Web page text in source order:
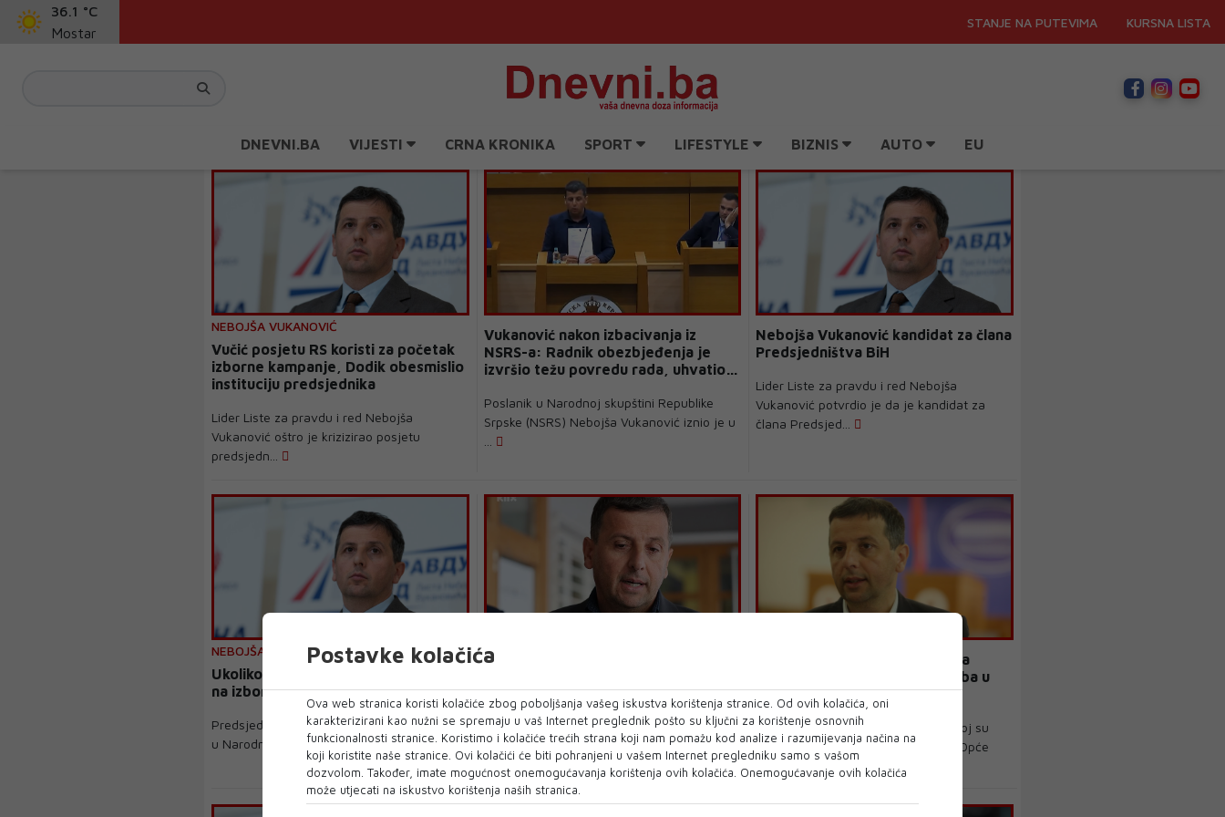
36.1 °C
Mostar
STANJE NA PUTEVIMA KURSNA LISTA
DNEVNI.BA VIJESTI CRNA KRONIKA SPORT LIFESTYLE BIZNIS AUTO EU
NEBOJŠA VUKANOVIĆ
Vučić posjetu RS koristi za početak
izborne kampanje, Dodik obesmislio
instituciju predsjednika
Lider Liste za pravdu i red Nebojša
Vukanović oštro je krizizirao posjetu
predsjedn...
Vukanović nakon izbacivanja iz
NSRS-a: Radnik obezbjeđenja je
izvršio težu povredu rada, uhvatio
Poslanik u Narodnoj skupštini Republike
Srpske (NSRS) Nebojša Vukanović iznio je u
Nebojša Vukanović kandidat za člana
Predsjedništva BiH
Lider Liste za pravdu i red Nebojša
Vukanović potvrdio je da je kandidat za
člana Predsjed...
NEBOJŠA VUKANOVIĆ
Ukoliko ne bude dogovora opozicije,
na izbore idemo samostalno
Predsjednik Liste za pravdu i red i zastupnik
u Narodnoj skupštini RS Nebojša Vukan...
Vukanović: Lista za pravu i red će
Predsjednik Liste za pravu i red Nebojša
Vukanović je, govoreći na tribini u Prijedoru,
us...
Predsjednik oporbene Liste za
pravdu i red Vukanović: Oporba u
RS-u zajedno na izbore
Oporbene stranke u Republici Srpskoj su
jedinstvene i bit će jedinstvene za Opće
izbore ulistopad...
Postavke kolačića
Ova web stranica koristi kolačiće zbog poboljšanja vašeg iskustva korištenja stranice. Od ovih kolačića, oni
karakterizirani kao nužni se spremaju u vaš Internet preglednik pošto su ključni za korištenje osnovnih
funkcionalnosti stranice. Koristimo i kolačiće trećih strana koji nam pomažu kod analize i razumijevanja načina na
koji koristite naše stranice. Ovi kolačići će biti pohranjeni u vašem Internet pregledniku samo s vašom
dozvolom. Također, imate mogućnost onemogućavanja korištenja ovih kolačića. Onemogućavanje ovih kolačića
može utjecati na iskustvo korištenja naših stranica.